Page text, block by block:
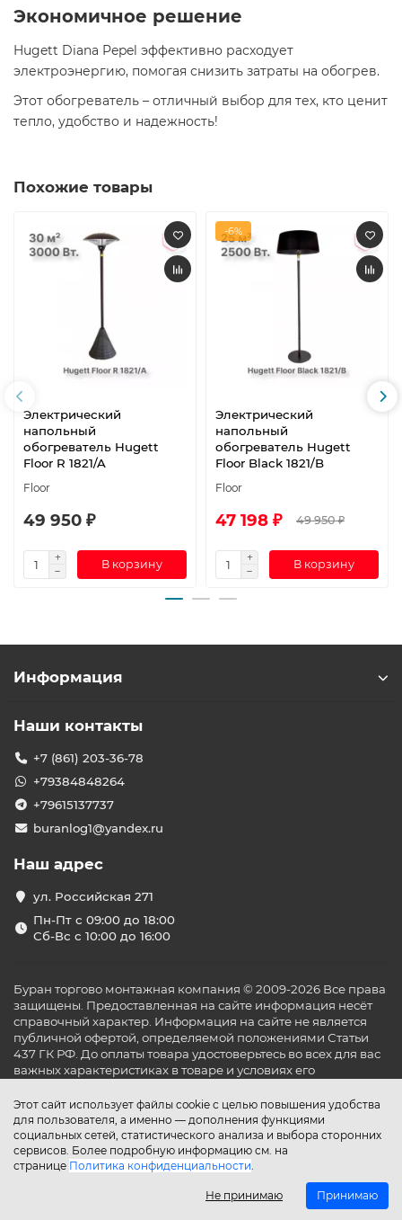
Экономичное решение
Hugett Diana Pepel эффективно расходует
электроэнергию, помогая снизить затраты на обогрев.
Этот обогреватель – отличный выбор для тех, кто ценит
тепло, удобство и надежность!
Похожие товары
Электрический
напольный
обогреватель Hugett
Floor R 1821/A
Floor
49 950 ₽
В корзину
-6%
Электрический
напольный
обогреватель Hugett
Floor Black 1821/B
Floor
47 198 ₽ 49 950 ₽
В корзину
Этот сайт использует файлы cookie с целью повышения удобства
для пользователя, а именно — дополнения функциями
социальных сетей, статистического анализа и выбора сторонних
сервисов. Более подробную информацию см. на
странице Политика конфиденциальности.
Не принимаю Принимаю
Информация
Наши контакты
+7 (861) 203-36-78
+79384848264
+79615137737
buranlog1@yandex.ru
Наш адрес
ул. Российская 271
Пн-Пт с 09:00 до 18:00
Сб-Вс с 10:00 до 16:00
Буран торгово монтажная компания © 2009-2026 Все права
защищены. Предоставленная на сайте информация несёт
справочный характер. Информация на сайте не является
публичной офертой, определяемой положениями Статьи
437 ГК РФ. До оплаты товара удостоверьтесь во всех для вас
важных характеристиках в товаре и условиях его